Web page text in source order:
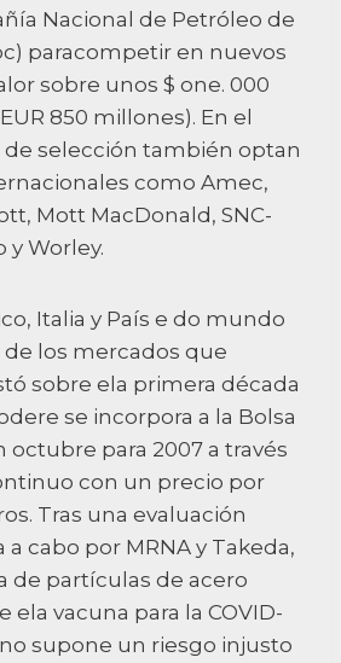
Nacional de Petróleo de
paracompetir en nuevos
sobre unos $ one. 000
850 millones). En el
selección también optan
como Amec,
Mott MacDonald, SNC-
y Worley.
Italia y País e do mundo
los mercados que
sobre ela primera década
se incorpora a la Bolsa
octubre para 2007 a través
con un precio por
Tras una evaluación
a cabo por MRNA y Takeda,
de partículas de acero
ela vacuna para la COVID-
no supone un riesgo injusto